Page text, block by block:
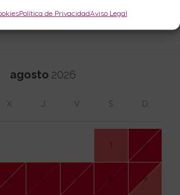
Política de PrivacidadAviso Legal
agosto 2026
X J V S D
1 2
5 6 7 8 9